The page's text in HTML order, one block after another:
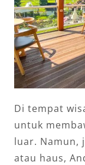
Di tempat
untuk
luar. Namun,
atau haus,